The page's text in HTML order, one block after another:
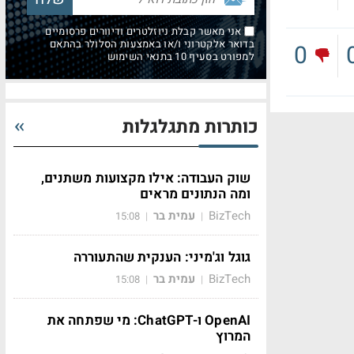
0
אני מאשר קבלת ניוזלטרים ודיוורים פרסומיים
בדואר אלקטרוני ו/או באמצעות הסלולר בהתאם
למפורט בסעיף 10 בתנאי השימוש
כותרות מתגלגלות
שוק העבודה: אילו מקצועות משתנים,
ומה הנתונים מראים
BizTech
| עמית בר |
15:08
גוגל וג'מיני: הענקית שהתעוררה
BizTech
| עמית בר |
15:08
OpenAI ו-ChatGPT: מי שפתחה את
המרוץ